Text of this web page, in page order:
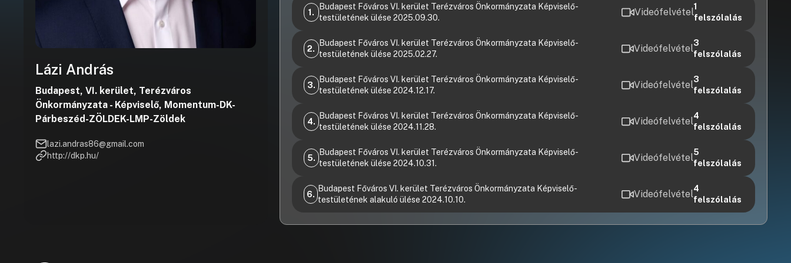
Lázi András
Budapest, VI. kerület, Terézváros
Önkormányzata - Képviselő, Momentum-DK-
Párbeszéd-ZÖLDEK-LMP-Zöldek
lazi.andras86@gmail.com
http://dkp.hu/
1.
Budapest Főváros VI. kerület Terézváros Önkormányzata Képviselő-
testületének ülése 2025.09.30.
Videófelvétel1
felszólalás
Napirendi előtt
2.
Budapest Főváros VI. kerület Terézváros Önkormányzata Képviselő-
testületének ülése 2025.02.27.
Videófelvétel3
felszólalás
29. Döntés az önkormányzati tulajdonú gazdasági
társaságok vezető tisztségviselőinek 2025. évi
tervének jóváhagyásáról
19:32:24 19:33:58 19:34:35
3.
Budapest Főváros VI. kerület Terézváros Önkormányzata Képviselő-
testületének ülése 2024.12.17.
Videófelvétel3
felszólalás
8. Javaslat a Budapest Főváros VI. kerület Terézvárosi
Polgármesteri Hivatalban dolgozó köztisztviselők
19:47:16 19:50:50
Képviselői kérdések, közlemények
20:56:44
4.
Budapest Főváros VI. kerület Terézváros Önkormányzata Képviselő-
testületének ülése 2024.11.28.
Videófelvétel4
felszólalás
Napirendi előtt
9.Javaslat a Budapest, VI. kerület, 29231/0/A/19
helyrajzi számú, természetben Dalszínház u. 8.
földszint 3. szám alatti önkormányzati tulajdonú
5.
Budapest Főváros VI. kerület Terézváros Önkormányzata Képviselő-
testületének ülése 2024.10.31.
Videófelvétel5
felszólalás
Napirendi előtt
6.
Budapest Főváros VI. kerület Terézváros Önkormányzata Képviselő-
testületének alakuló ülése 2024.10.10.
Videófelvétel4
felszólalás
Videófelvétel
Napirendi előtt